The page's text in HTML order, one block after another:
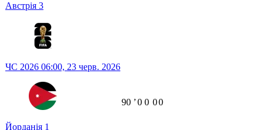
Австрія 3
ЧС 2026 06:00, 23 черв. 2026
Йорданія 1
90 ʼ0 0 00